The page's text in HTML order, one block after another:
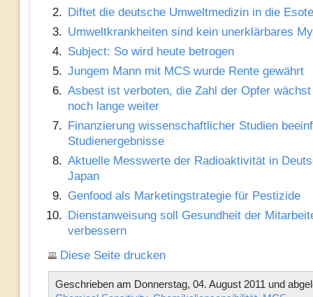
Diftet die deutsche Umweltmedizin in die
Umweltkrankheiten sind kein unerklärbares
Subject: So wird heute betrogen
Jungem Mann mit MCS wurde Rente gewährt
Asbest ist verboten, die Zahl der Opfer
noch lange weiter
Finanzierung wissenschaftlicher Studien
Studienergebnisse
Aktuelle Messwerte der Radioaktivität in
Japan
Genfood als Marketingstrategie für Pestizide
Dienstanweisung soll Gesundheit der
verbessern
Diese Seite drucken
Geschrieben am Donnerstag, 04. August 2011 und